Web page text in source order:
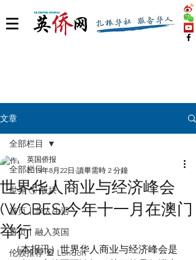
文章
全部栏目
世界 🌎 版块
首页丨华人生活
首页丨融入英国
伦敦推荐 🎡 London
全部栏目
世界华人商业与经济峰会
(WCBES)今年十一月在澳门
举行
英国侨报
2019年8月22日 讀畢需時 2 分鐘
（本报讯）世界华人商业与经济峰会是